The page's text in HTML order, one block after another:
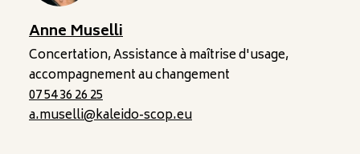
Anne Muselli
Concertation, Assistance à maîtrise d'usage,
accompagnement au changement
07 54 36 26 25
a.muselli@kaleido-scop.eu